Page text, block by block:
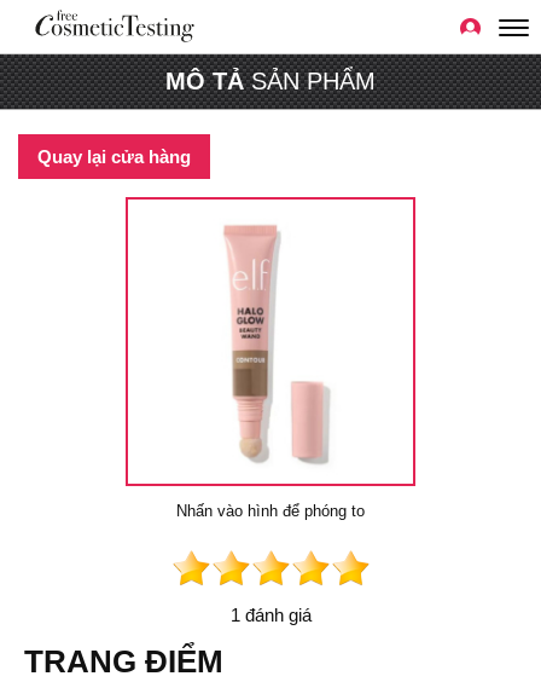
MÔ TẢSẢN PHẨM
Quay lại cửa hàng
Nhấn vào hình để phóng to
1 đánh giá
TRANG ĐIỂM